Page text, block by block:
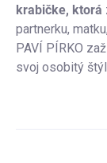
krabičke, ktorá
partnerku,
PAVÍ PÍRKO
svoj osobitý